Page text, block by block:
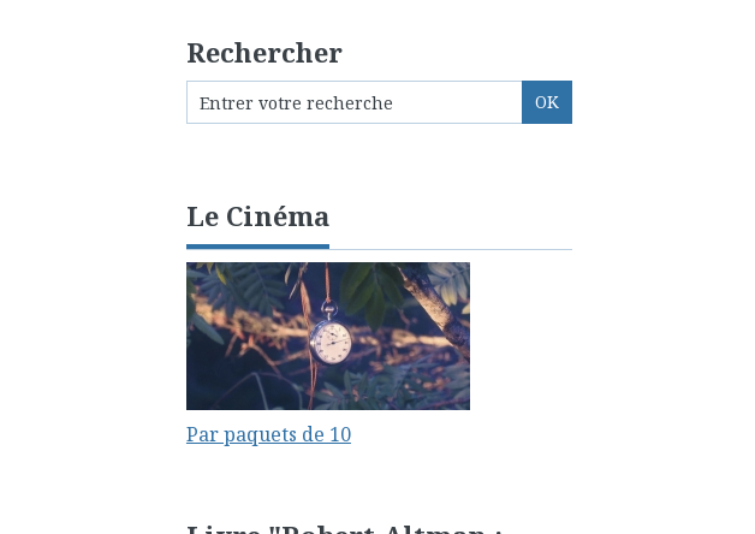
Rechercher
Le Cinéma
Par paquets de 10